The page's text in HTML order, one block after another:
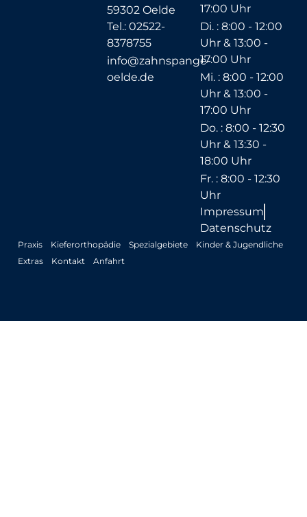
59302 Oelde
Tel.: 02522-
8378755
info@zahnspange-
oelde.de
17:00 Uhr
Di. : 8:00 - 12:00
Uhr & 13:00 -
17:00 Uhr
Mi. : 8:00 - 12:00
Uhr & 13:00 -
17:00 Uhr
Do. : 8:00 - 12:30
Uhr & 13:30 -
18:00 Uhr
Fr. : 8:00 - 12:30
Uhr
Impressum
Datenschutz
Praxis Kieferorthopädie Spezialgebiete
Kinder & Jugendliche
Extras
Kontakt Anfahrt